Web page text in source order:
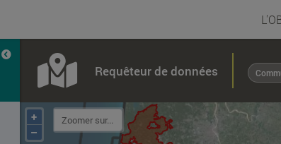
Requêteur de données
+
–